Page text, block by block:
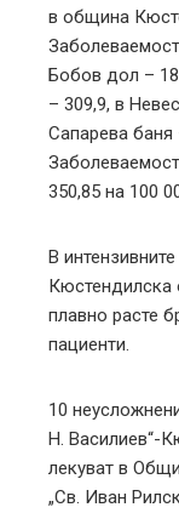
в община
Бобов дол –
– 309,9, в
Сапарева баня
350,85 на 100
В
Кюстендилска
плавно расте
пациенти.
10
Н. Василиев“-
лекуват в
„Св. Иван